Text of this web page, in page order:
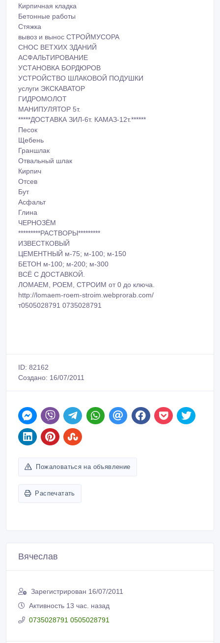
Кирпичная кладка
Бетонные работы
Стяжка
вывоз и вынос СТРОЙМУСОРА
СНОС ВЕТХИХ ЗДАНИЙ
АСФАЛЬТИРОВАНИЕ
УСТАНОВКА БОРДЮРОВ
УСТРОЙСТВО ШЛАКОВОЙ ПОДУШКИ
услуги ЭКСКАВАТОР
ГИДРОМОЛОТ
МАНИПУЛЯТОР 5т.
*****ДОСТАВКА ЗИЛ-6т. КАМАЗ-12т.******
Песок
Щебень
Граншлак
Отвальный шлак
Кирпич
Отсев
Бут
Асфальт
Глина
ЧЕРНОЗЁМ
*********РАСТВОРЫ*********
ИЗВЕСТКОВЫЙ
ЦЕМЕНТНЫЙ м-75; м-100; м-150
БЕТОН м-100; м-200; м-300
ВСЁ С ДОСТАВКОЙ.
ЛОМАЕМ, РОЕМ, СТРОИМ от 0 до ключа.
http://lomaem-roem-stroim.webprorab.com/
т0505028791 0735028791
ID: 82162
Создано: 16/07/2011
Пожаловаться на объявление
Распечатать
Вячеслав
Зарегистрирован 16/07/2011
Активность 13 час. назад
0735028791 0505028791